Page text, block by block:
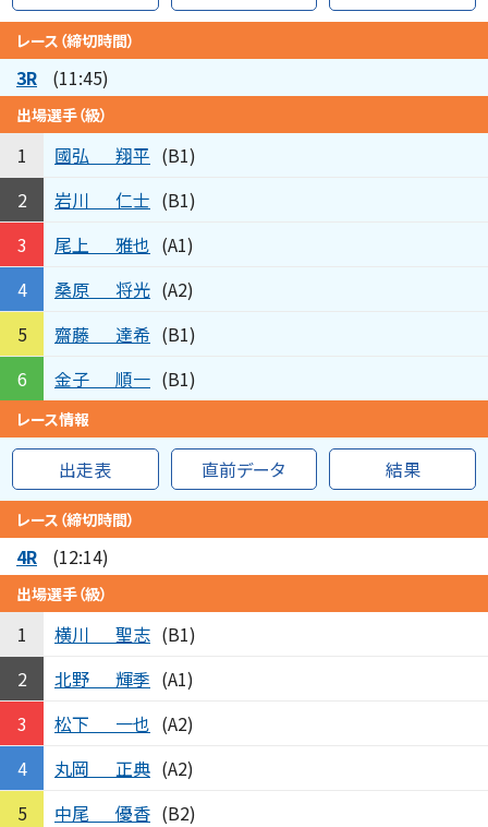
レース（締切時間）
3R (11:45)
出場選手（級）
1 國弘 翔平 (B1)
2
岩川 仁士 (B1)
3
尾上 雅也 (A1)
4
桑原 将光 (A2)
5
齋藤 達希 (B1)
6
金子 順一 (B1)
レース情報
出走表 直前データ 結果
レース（締切時間）
4R (12:14)
出場選手（級）
1 横川 聖志 (B1)
2
北野 輝季 (A1)
3
松下 一也 (A2)
4
丸岡 正典 (A2)
5
中尾 優香 (B2)